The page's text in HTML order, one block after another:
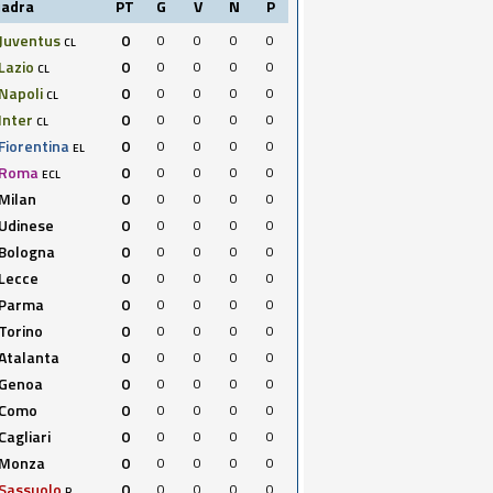
PT G V N P
Juventus CL 0 0 0 0
0
Lazio CL 0 0 0 0
0
Napoli CL 0 0 0 0
0
Inter CL 0 0 0 0
0
Fiorentina EL 0 0 0 0
0
Roma ECL 0 0 0 0
0
Milan 0 0 0 0
0
Udinese 0 0 0 0
0
Bologna 0 0 0 0
0
Lecce 0 0 0 0
0
Parma 0 0 0 0
0
Torino 0 0 0 0
0
0 0 0 0
0
Genoa 0 0 0 0
0
Como 0 0 0 0
0
Cagliari 0 0 0 0
0
Monza 0 0 0 0
0